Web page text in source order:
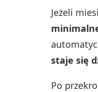
Jeżeli
staje się
Po